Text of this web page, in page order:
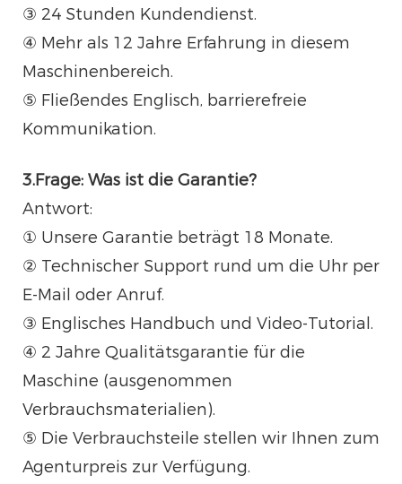
③ 24 Stunden Kundendienst.
④ Mehr als 12 Jahre Erfahrung in diesem
Maschinenbereich.
⑤ Fließendes Englisch, barrierefreie
Kommunikation.
3.Frage: Was ist die Garantie?
Antwort:
① Unsere Garantie beträgt 18 Monate.
② Technischer Support rund um die Uhr per
E-Mail oder Anruf.
③ Englisches Handbuch und Video-Tutorial.
④ 2 Jahre Qualitätsgarantie für die
Maschine (ausgenommen
Verbrauchsmaterialien).
⑤ Die Verbrauchsteile stellen wir Ihnen zum
Agenturpreis zur Verfügung.